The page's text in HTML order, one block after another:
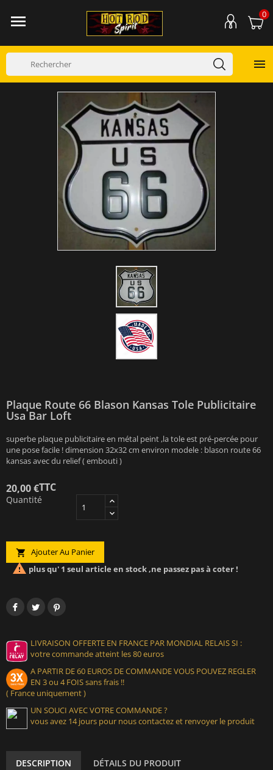
 0

Plaque Route 66 Blason Kansas Tole Publicitaire
Usa Bar Loft
superbe plaque publicitaire en métal peint ,la tole est pré-percée pour
une pose facile ! dimension 32x32 cm environ modele : blason route 66
kansas avec du relief ( embouti )
20,00 €TTC
Quantité
 Ajouter Au Panier
 plus qu' 1 seul article en stock ,ne passez pas à coter !
LIVRAISON OFFERTE EN FRANCE PAR MONDIAL RELAIS SI :
votre commande atteint les 80 euros
A PARTIR DE 60 EUROS DE COMMANDE VOUS POUVEZ REGLER
EN 3 ou 4 FOIS sans frais !!
( France uniquement )
UN SOUCI AVEC VOTRE COMMANDE ?
vous avez 14 jours pour nous contactez et renvoyer le produit
DESCRIPTION DÉTAILS DU PRODUIT